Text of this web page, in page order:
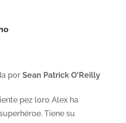
por Sean Patrick O'Reilly
pez loro Alex ha
Tiene su